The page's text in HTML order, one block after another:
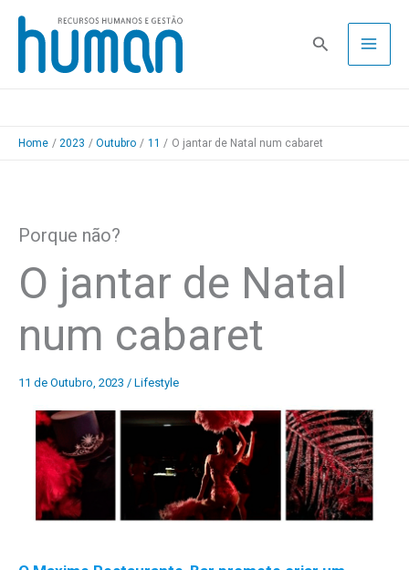
Skip
content
Pesquisa
Home 2023 Outubro 11 O jantar de Natal num cabaret
Porque não?
O jantar de Natal
num cabaret
11 de Outubro, 2023 / Lifestyle